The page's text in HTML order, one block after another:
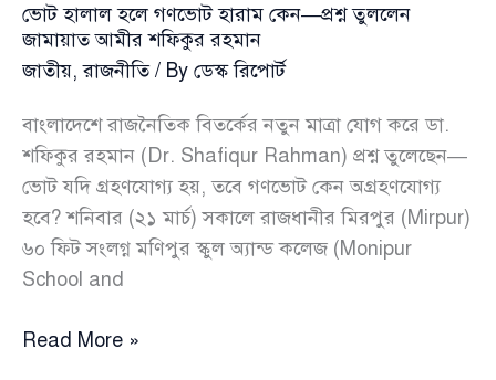
ভোট হালাল হলে গণভোট হারাম কেন—প্রশ্ন তুললেন
জামায়াত আমীর শফিকুর রহমান
জাতীয়,রাজনীতি/ By ডেস্ক রিপোর্ট
বাংলাদেশে রাজনৈতিক বিতর্কের নতুন মাত্রা যোগ করে ডা.
শফিকুর রহমান (Dr. Shafiqur Rahman) প্রশ্ন তুলেছেন—
ভোট যদি গ্রহণযোগ্য হয়, তবে গণভোট কেন অগ্রহণযোগ্য
হবে? শনিবার (২১ মার্চ) সকালে রাজধানীর মিরপুর (Mirpur)
৬০ ফিট সংলগ্ন মণিপুর স্কুল অ্যান্ড কলেজ (Monipur
School and
ভোট
Read More »